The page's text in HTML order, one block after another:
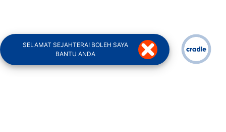
SELAMAT SEJAHTERA! BOLEH SAYA
BANTU ANDA